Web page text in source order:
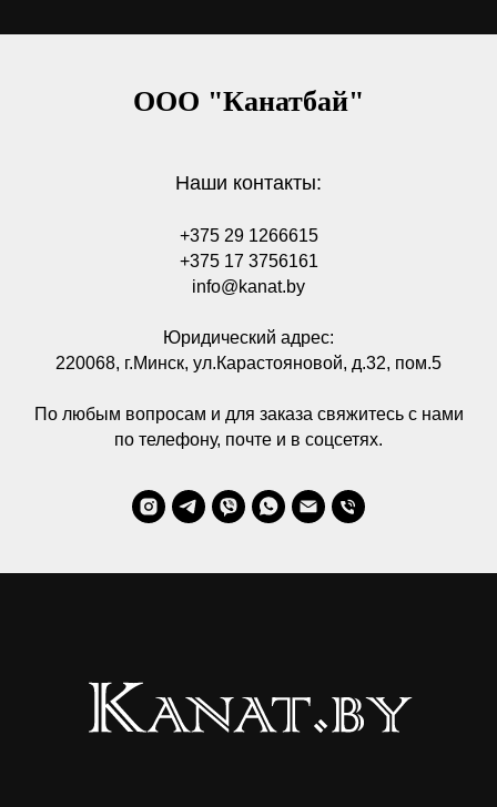
ООО "Канатбай"
Наши контакты:
+375 29 1266615
+375 17 3756161
info@kanat.by
Юридический адрес:
220068, г.Минск, ул.Карастояновой, д.32, пом.5
По любым вопросам и для заказа свяжитесь с нами
по телефону, почте и в соцсетях.